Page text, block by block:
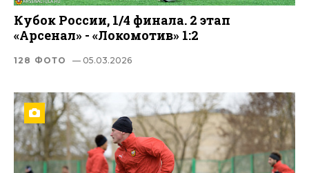
Кубок России, 1/4 финала. 2 этап
«Арсенал» - «Локомотив» 1:2
128 ФОТО — 05.03.2026